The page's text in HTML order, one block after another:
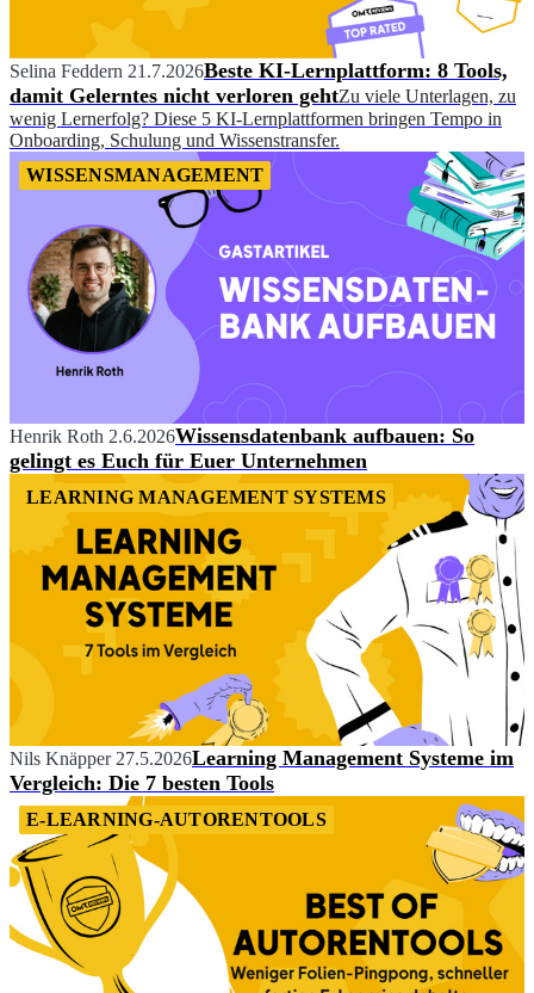
Selina Feddern 21.7.2026Beste KI-Lernplattform: 8 Tools,
damit Gelerntes nicht verloren gehtZu viele Unterlagen, zu
wenig Lernerfolg? Diese 5 KI-Lernplattformen bringen Tempo in
Onboarding, Schulung und Wissenstransfer.
WISSENSMANAGEMENT
Henrik Roth 2.6.2026Wissensdatenbank aufbauen: So
gelingt es Euch für Euer Unternehmen
LEARNING MANAGEMENT SYSTEMS
Nils Knäpper 27.5.2026Learning Management Systeme im
Vergleich: Die 7 besten Tools
E-LEARNING-AUTORENTOOLS